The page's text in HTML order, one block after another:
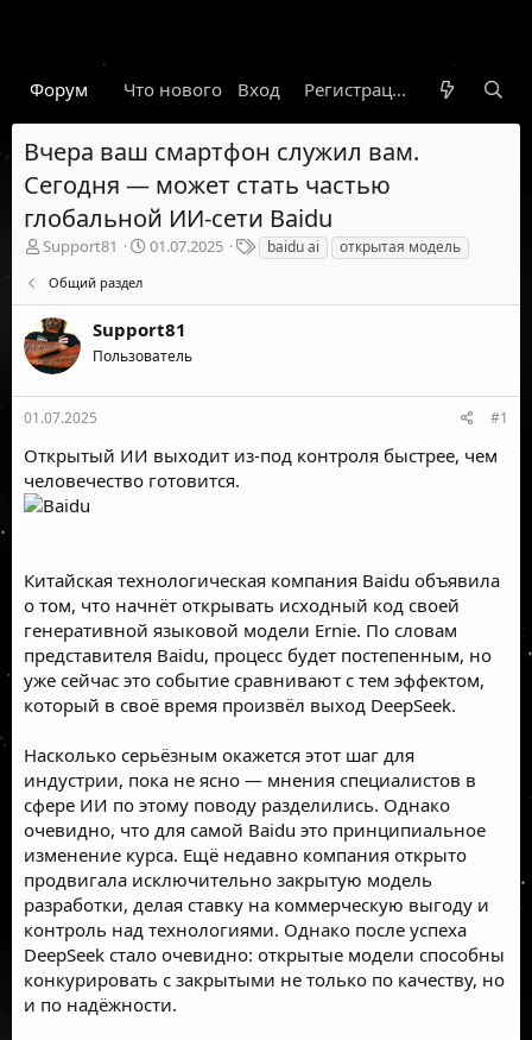
Форум Что нового Гарант Новости
Вход Регистрация
Вчера ваш смартфон служил вам.
Сегодня — может стать частью
глобальной ИИ-сети Baidu
А
о
р
т
е
м
ы
Support81
Д
а
н
а
а
01.07.2025
Т
е
и
baidu ai открытая модель
Общий раздел
Support81
Пользователь
01.07.2025 #1
Открытый ИИ выходит из-под контроля быстрее, чем
человечество готовится.
Китайская технологическая компания Baidu объявила
о том, что начнёт открывать исходный код своей
генеративной языковой модели Ernie. По словам
представителя Baidu, процесс будет постепенным, но
уже сейчас это событие сравнивают с тем эффектом,
который в своё время произвёл выход DeepSeek.
Насколько серьёзным окажется этот шаг для
индустрии, пока не ясно — мнения специалистов в
сфере ИИ по этому поводу разделились. Однако
очевидно, что для самой Baidu это принципиальное
изменение курса. Ещё недавно компания открыто
продвигала исключительно закрытую модель
разработки, делая ставку на коммерческую выгоду и
контроль над технологиями. Однако после успеха
DeepSeek стало очевидно: открытые модели способны
конкурировать с закрытыми не только по качеству, но
и по надёжности.